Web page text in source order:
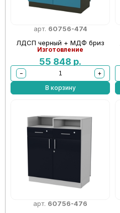
арт. 60756-474
ЛДСП черный + МДФ бриз
Изготовление
55 848 р.
−
+
В корзину
арт. 60756-476